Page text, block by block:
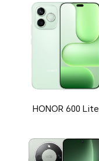
HONOR 600 Lite